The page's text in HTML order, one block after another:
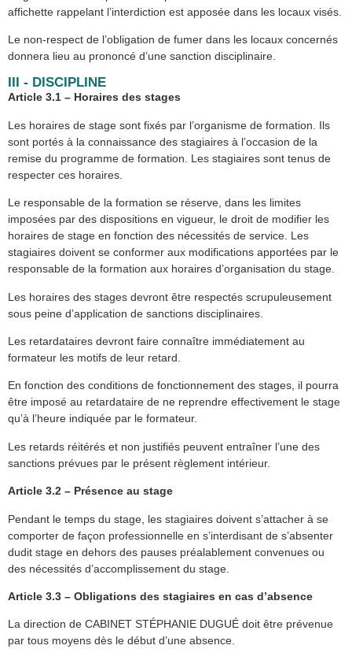
affichette rappelant l’interdiction est apposée dans les locaux visés.
Le non-respect de l’obligation de fumer dans les locaux concernés
donnera lieu au prononcé d’une sanction disciplinaire.
III - DISCIPLINE
Article 3.1 – Horaires des stages
Les horaires de stage sont fixés par l’organisme de formation. Ils
sont portés à la connaissance des stagiaires à l’occasion de la
remise du programme de formation. Les stagiaires sont tenus de
respecter ces horaires.
Le responsable de la formation se réserve, dans les limites
imposées par des dispositions en vigueur, le droit de modifier les
horaires de stage en fonction des nécessités de service. Les
stagiaires doivent se conformer aux modifications apportées par le
responsable de la formation aux horaires d’organisation du stage.
Les horaires des stages devront être respectés scrupuleusement
sous peine d’application de sanctions disciplinaires.
Les retardataires devront faire connaître immédiatement au
formateur les motifs de leur retard.
En fonction des conditions de fonctionnement des stages, il pourra
être imposé au retardataire de ne reprendre effectivement le stage
qu’à l’heure indiquée par le formateur.
Les retards réitérés et non justifiés peuvent entraîner l’une des
sanctions prévues par le présent règlement intérieur.
Article 3.2 – Présence au stage
Pendant le temps du stage, les stagiaires doivent s’attacher à se
comporter de façon professionnelle en s’interdisant de s’absenter
dudit stage en dehors des pauses préalablement convenues ou
des nécessités d’accomplissement du stage.
Article 3.3 – Obligations des stagiaires en cas d’absence
La direction de CABINET STÉPHANIE DUGUÉ doit être prévenue
par tous moyens dès le début d’une absence.